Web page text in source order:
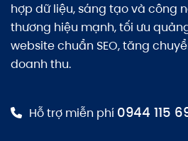
hợp dữ liệu, sáng tạo và công
thương hiệu mạnh, tối ưu
website chuẩn SEO, tăng
doanh thu.
Hỗ trợ miễn phí 0944 115